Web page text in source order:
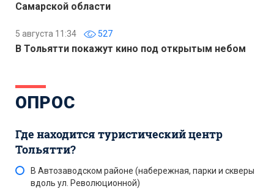
Самарской области
5 августа 11:34 527
В Тольятти покажут кино под открытым небом
ОПРОС
Где находится туристический центр
Тольятти?
В Автозаводском районе (набережная, парки и скверы
вдоль ул. Революционной)